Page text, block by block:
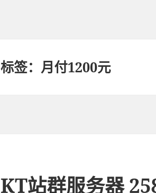
标签：月付1200元
KT站群服务器